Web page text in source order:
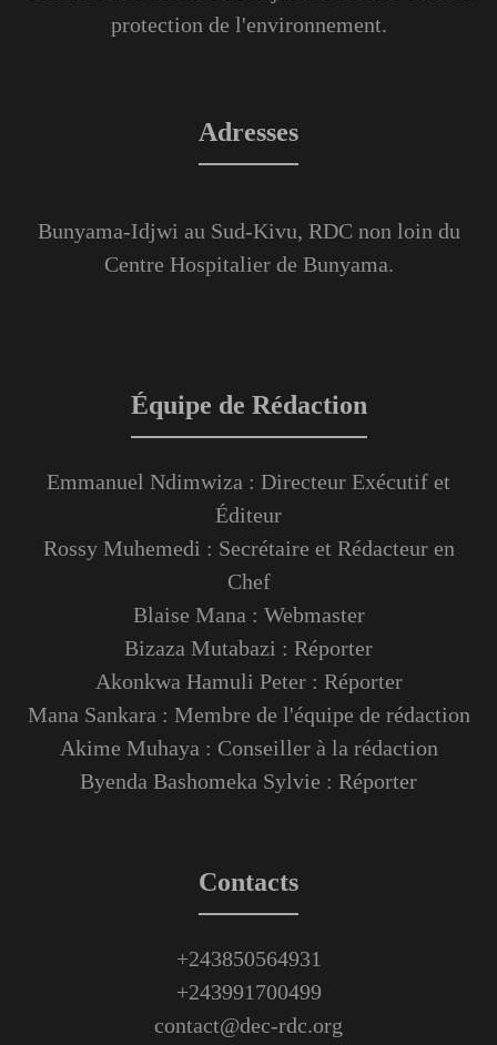
protection de l'environnement.
Adresses
Bunyama-Idjwi au Sud-Kivu, RDC non loin du
Centre Hospitalier de Bunyama.
Équipe de Rédaction
Emmanuel Ndimwiza : Directeur Exécutif et
Éditeur
Rossy Muhemedi : Secrétaire et Rédacteur en
Chef
Blaise Mana : Webmaster
Bizaza Mutabazi : Réporter
Akonkwa Hamuli Peter : Réporter
Mana Sankara : Membre de l'équipe de rédaction
Akime Muhaya : Conseiller à la rédaction
Byenda Bashomeka Sylvie : Réporter
Contacts
+243850564931
+243991700499
contact@dec-rdc.org